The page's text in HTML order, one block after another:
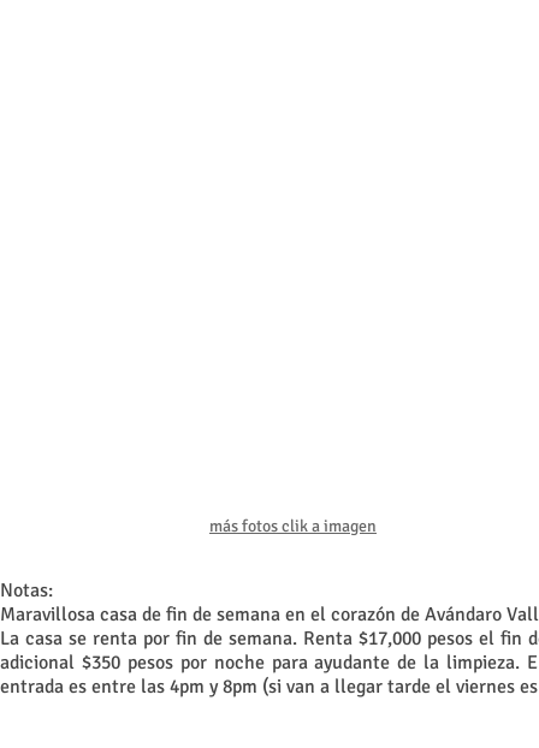
más fotos clik a imagen
Notas:
Maravillosa casa de fin de semana en el corazón de Avándaro
La casa se renta por fin de semana. Renta $17,000 pesos el
adicional $350 pesos por noche para ayudante de la limpieza.
entrada es entre las 4pm y 8pm (si van a llegar tarde el viernes